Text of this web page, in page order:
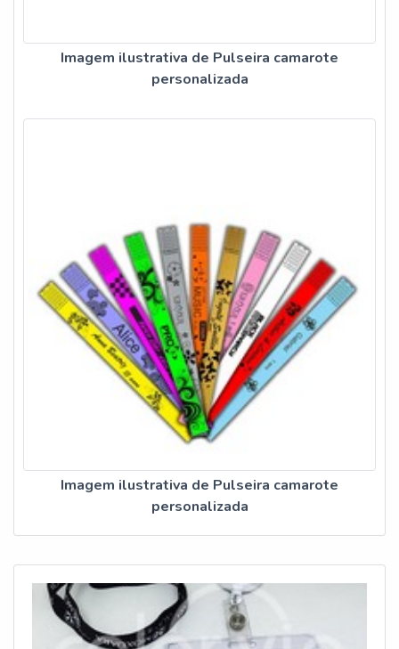
Imagem ilustrativa de Pulseira camarote
personalizada
Imagem ilustrativa de Pulseira camarote
personalizada